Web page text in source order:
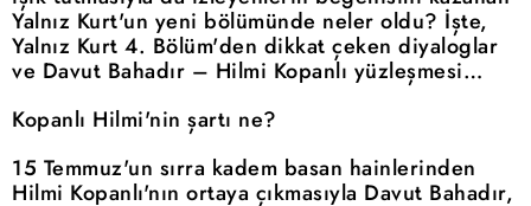
Yalnız Kurt'un yeni bölümünde neler oldu? İşte,
Yalnız Kurt 4. Bölüm'den dikkat çeken diyaloglar
ve Davut Bahadır – Hilmi Kopanlı yüzleşmesi…
Kopanlı Hilmi'nin şartı ne?
15 Temmuz'un sırra kadem basan hainlerinden
Hilmi Kopanlı'nın ortaya çıkmasıyla Davut Bahadır,